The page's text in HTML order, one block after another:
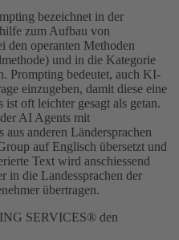
bezeichnet in der
zum Aufbau von
den operanten Methoden
und in die Kategorie
Prompting bedeutet, auch KI-
einzugeben, damit diese eine
oft leichter gesagt als getan.
AI Agents mit
anderen Ländersprachen
auf Englisch übersetzt und
Text wird anschiessend
in die Landessprachen der
übertragen.
SERVICES® den